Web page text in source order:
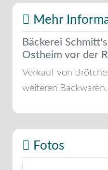
Mehr
Bäckerei
Ostheim vor der
Verkauf von
weiteren Backwaren.
Fotos